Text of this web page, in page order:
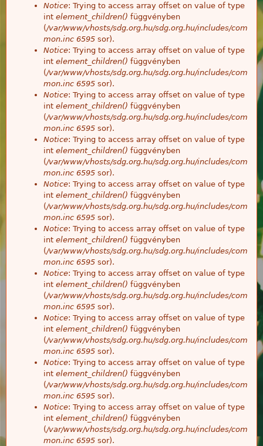
Notice: Trying to access array offset on value of type
int element_children() függvényben
(/var/www/vhosts/sdg.org.hu/sdg.org.hu/includes/com
mon.inc 6595 sor).
Notice: Trying to access array offset on value of type
int element_children() függvényben
(/var/www/vhosts/sdg.org.hu/sdg.org.hu/includes/com
mon.inc 6595 sor).
Notice: Trying to access array offset on value of type
int element_children() függvényben
(/var/www/vhosts/sdg.org.hu/sdg.org.hu/includes/com
mon.inc 6595 sor).
Notice: Trying to access array offset on value of type
int element_children() függvényben
(/var/www/vhosts/sdg.org.hu/sdg.org.hu/includes/com
mon.inc 6595 sor).
Notice: Trying to access array offset on value of type
int element_children() függvényben
(/var/www/vhosts/sdg.org.hu/sdg.org.hu/includes/com
mon.inc 6595 sor).
Notice: Trying to access array offset on value of type
int element_children() függvényben
(/var/www/vhosts/sdg.org.hu/sdg.org.hu/includes/com
mon.inc 6595 sor).
Notice: Trying to access array offset on value of type
int element_children() függvényben
(/var/www/vhosts/sdg.org.hu/sdg.org.hu/includes/com
mon.inc 6595 sor).
Notice: Trying to access array offset on value of type
int element_children() függvényben
(/var/www/vhosts/sdg.org.hu/sdg.org.hu/includes/com
mon.inc 6595 sor).
Notice: Trying to access array offset on value of type
int element_children() függvényben
(/var/www/vhosts/sdg.org.hu/sdg.org.hu/includes/com
mon.inc 6595 sor).
Notice: Trying to access array offset on value of type
int element_children() függvényben
(/var/www/vhosts/sdg.org.hu/sdg.org.hu/includes/com
mon.inc 6595 sor).